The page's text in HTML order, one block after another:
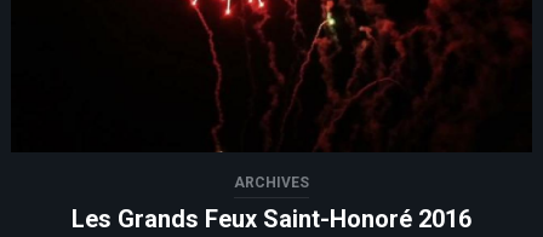
ARCHIVES
Les Grands Feux Saint-Honoré 2016